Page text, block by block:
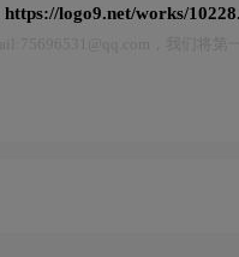
https://logo9.net/works/